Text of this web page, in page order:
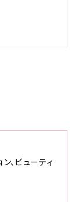
、ビューティ